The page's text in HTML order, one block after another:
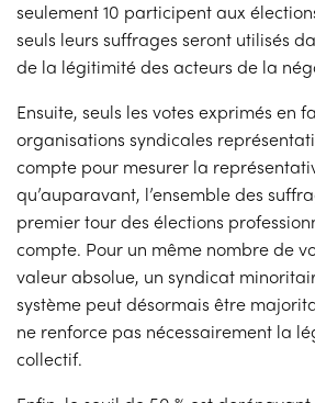
seulement 10 participent aux
seuls leurs suffrages seront utilisés
de la légitimité des acteurs de la
Ensuite, seuls les votes exprimés en
organisations syndicales
compte pour mesurer la
qu’auparavant, l’ensemble des
premier tour des élections
compte. Pour un même nombre de
valeur absolue, un syndicat
système peut désormais être
ne renforce pas nécessairement la
collectif.